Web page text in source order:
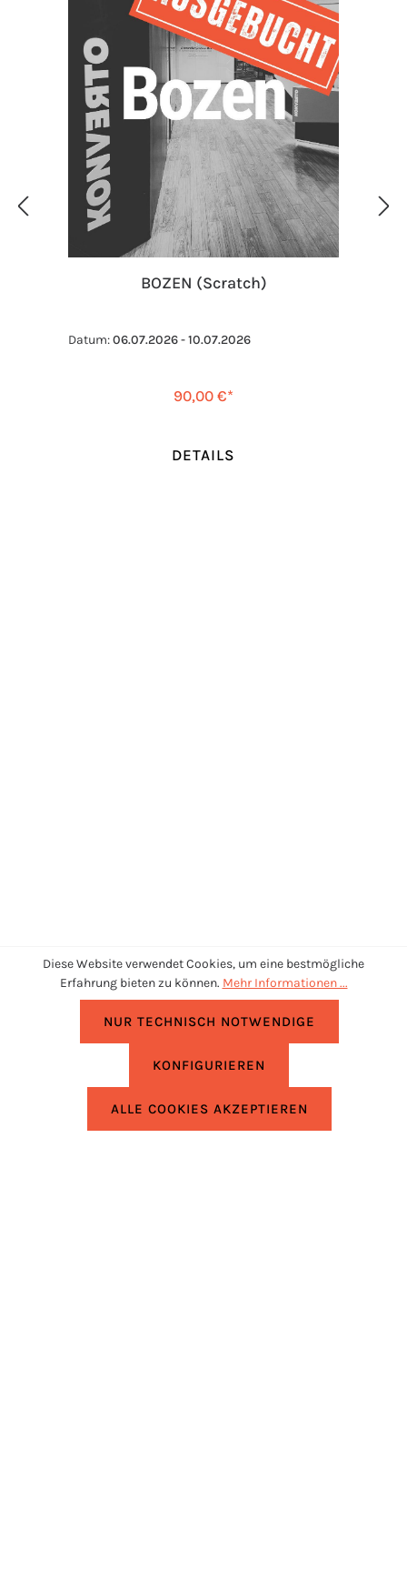
BOZEN (Scratch)
Datum:06.07.2026 - 10.07.2026
90,00 €*
DETAILS
RECHTLICHES
Diese Website verwendet Cookies, um eine bestmögliche
Erfahrung bieten zu können. Mehr Informationen ...
NUR TECHNISCH NOTWENDIGE
KONFIGURIEREN
ALLE COOKIES AKZEPTIEREN